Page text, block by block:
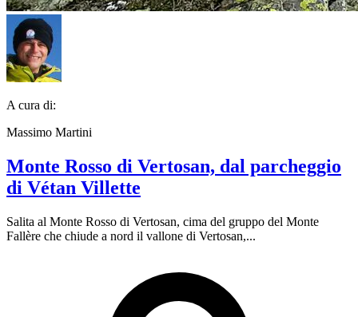
A cura di:
Massimo Martini
Monte Rosso di Vertosan, dal parcheggio
di Vétan Villette
Salita al Monte Rosso di Vertosan, cima del gruppo del Monte
Fallère che chiude a nord il vallone di Vertosan,...